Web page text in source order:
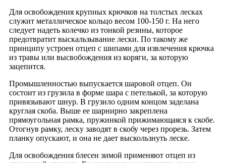
Для освобождения крупных крючков на толстых лесках
служит металлическое кольцо весом 100-150 г. На него
следует надеть колечко из тонкой резины, которое
предотвратит выскальзывание лески. По такому же
принципу устроен отцеп с шипами для извлечения крючка
из травы или высвобождения из коряги, за которую
зацепится.
Промышленностью выпускается шаровой отцеп. Он
состоит из грузила в форме шара с петелькой, за которую
привязывают шнур. В грузило одним концом заделана
круглая скоба. Выше ее шарнирно закреплена
прямоугольная рамка, пружинкой прижимающаяся к скобе.
Отогнув рамку, леску заводят в скобу через прорезь. Затем
планку опускают, и она не дает выскользнуть леске.
Для освобождения блесен зимой применяют отцеп из